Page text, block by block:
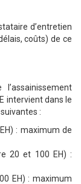
d’entretien
coûts) de ce
intervient dans le
:
: maximum de
20 et 100 EH) :
EH) : maximum